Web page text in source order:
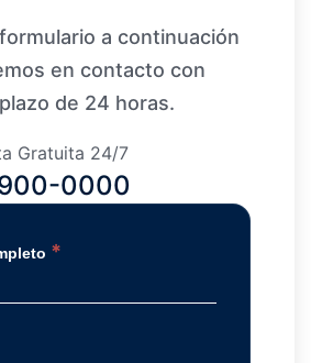
a continuación
en contacto con
de 24 horas.
Gratuita 24/7
0000
*